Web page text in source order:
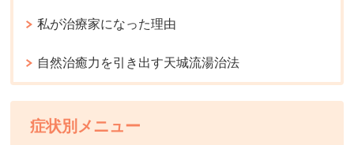
私が治療家になった理由
自然治癒力を引き出す天城流湯治法
症状別メニュー